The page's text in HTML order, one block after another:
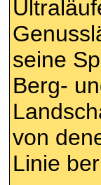
seine
Berg-
von
Linie